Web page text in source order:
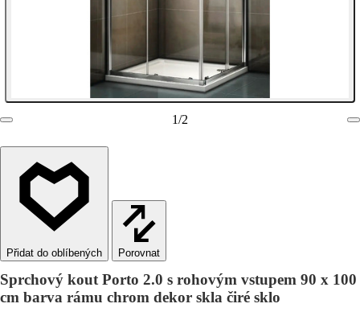
1/2
Porovnat
Sprchový kout Porto 2.0 s rohovým vstupem 90 x 100
cm barva rámu chrom dekor skla čiré sklo